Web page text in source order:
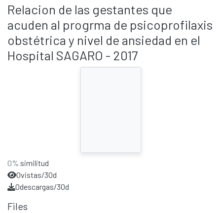
Relacion de las gestantes que
acuden al progrma de psicoprofilaxis
obstétrica y nivel de ansiedad en el
Hospital SAGARO - 2017
0% similitud
0vistas/30d
0descargas/30d
Files